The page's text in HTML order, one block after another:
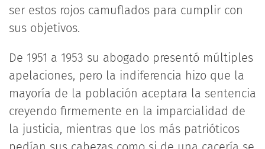
ser estos rojos camuflados para cumplir con
sus objetivos.
De 1951 a 1953 su abogado presentó múltiples
apelaciones, pero la indiferencia hizo que la
mayoría de la población aceptara la sentencia
creyendo firmemente en la imparcialidad de
la justicia, mientras que los más patrióticos